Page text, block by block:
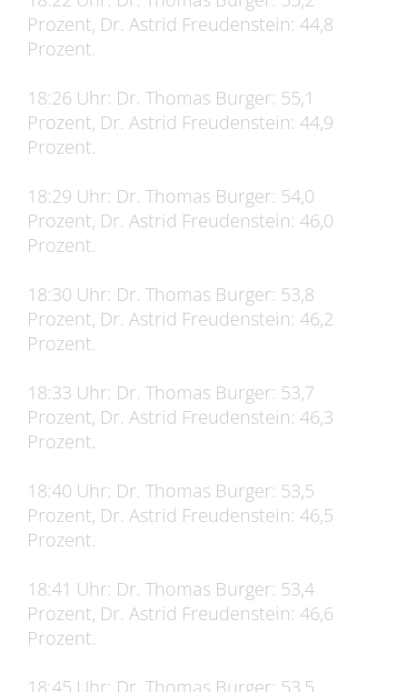
Prozent, Dr. Astrid Freudenstein: 44,8
Prozent.
18:26 Uhr: Dr. Thomas Burger: 55,1
Prozent, Dr. Astrid Freudenstein: 44,9
Prozent.
18:29 Uhr: Dr. Thomas Burger: 54,0
Prozent, Dr. Astrid Freudenstein: 46,0
Prozent.
18:30 Uhr: Dr. Thomas Burger: 53,8
Prozent, Dr. Astrid Freudenstein: 46,2
Prozent.
18:33 Uhr: Dr. Thomas Burger: 53,7
Prozent, Dr. Astrid Freudenstein: 46,3
Prozent.
18:40 Uhr: Dr. Thomas Burger: 53,5
Prozent, Dr. Astrid Freudenstein: 46,5
Prozent.
18:41 Uhr: Dr. Thomas Burger: 53,4
Prozent, Dr. Astrid Freudenstein: 46,6
Prozent.
18:45 Uhr: Dr. Thomas Burger: 53,5